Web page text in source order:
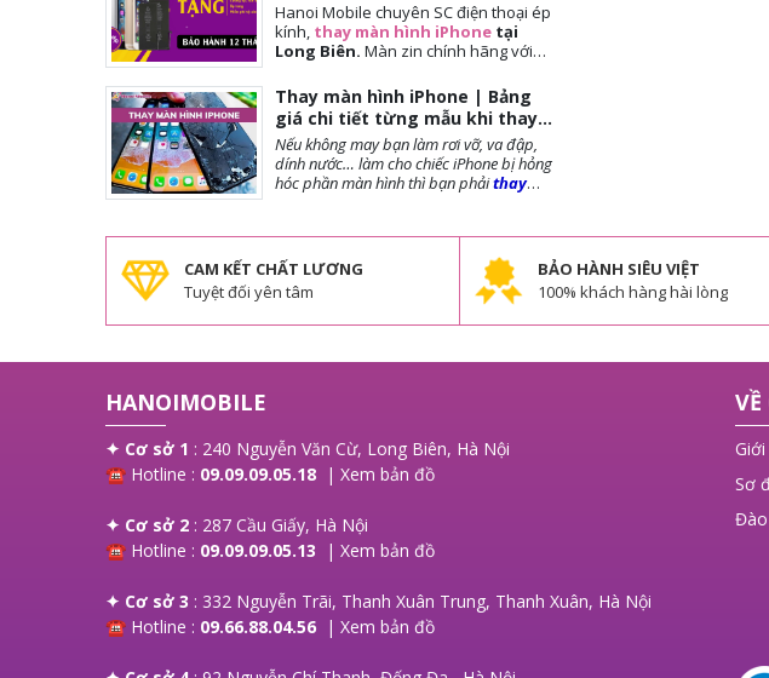
Hanoi Mobile chuyên SC điện thoại ép
kính, thay màn hình iPhone tại
Long Biên. Màn zin chính hãng với
đợi nhanh, lấy ngay sau 10-15 phút.
Chế độ bảo hành tốt nhất tới khách
hàng. Tặng cường lực full màn, tặng
ốp lưng, miễn phí vệ sinh máy.
Thay màn hình iPhone | Bảng
giá chi tiết từng mẫu khi thay
màn iPhone
Nếu không may bạn làm rơi vỡ, va đập,
dính nước… làm cho chiếc iPhone bị hỏng
hóc phần màn hình thì bạn phảithay
được dài lâu. Bài viết dưới đây,Hanoi
Mobilesẽ cung cấp đến bạn những lưu ý
trước khi thay màn, các loại màn phổ
biến và giá thay màn hình là bao nhiêu?,
CAM KẾT CHẤT LƯƠNG
Tuyệt đối yên tâm
BẢO HÀNH SIÊU VIỆT
100% khách hàng hài lòng
HANOIMOBILE
✦ Cơ sở 1 : 240 Nguyễn Văn Cừ, Long Biên, Hà Nội
☎ Hotline : 09.09.09.05.18 | Xem bản đồ
✦ Cơ sở 2 : 287 Cầu Giấy, Hà Nội
☎ Hotline : 09.09.09.05.13 | Xem bản đồ
✦ Cơ sở 3 : 332 Nguyễn Trãi, Thanh Xuân Trung, Thanh Xuân, Hà Nội
☎ Hotline : 09.66.88.04.56 | Xem bản đồ
VỀ
Sơ